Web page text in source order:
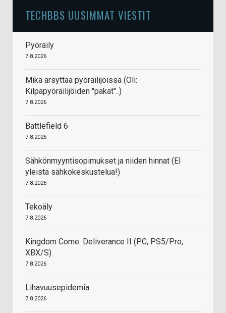
TECHBBS UUSIMMAT VIESTIT
Pyöräily
7.8.2026
Mikä ärsyttää pyöräilijöissä (Oli:
Kilpapyöräilijöiden "pakat"..)
7.8.2026
Battlefield 6
7.8.2026
Sähkönmyyntisopimukset ja niiden hinnat (EI
yleistä sähkökeskustelua!)
7.8.2026
Tekoäly
7.8.2026
Kingdom Come: Deliverance II (PC, PS5/Pro,
XBX/S)
7.8.2026
Lihavuusepidemia
7.8.2026